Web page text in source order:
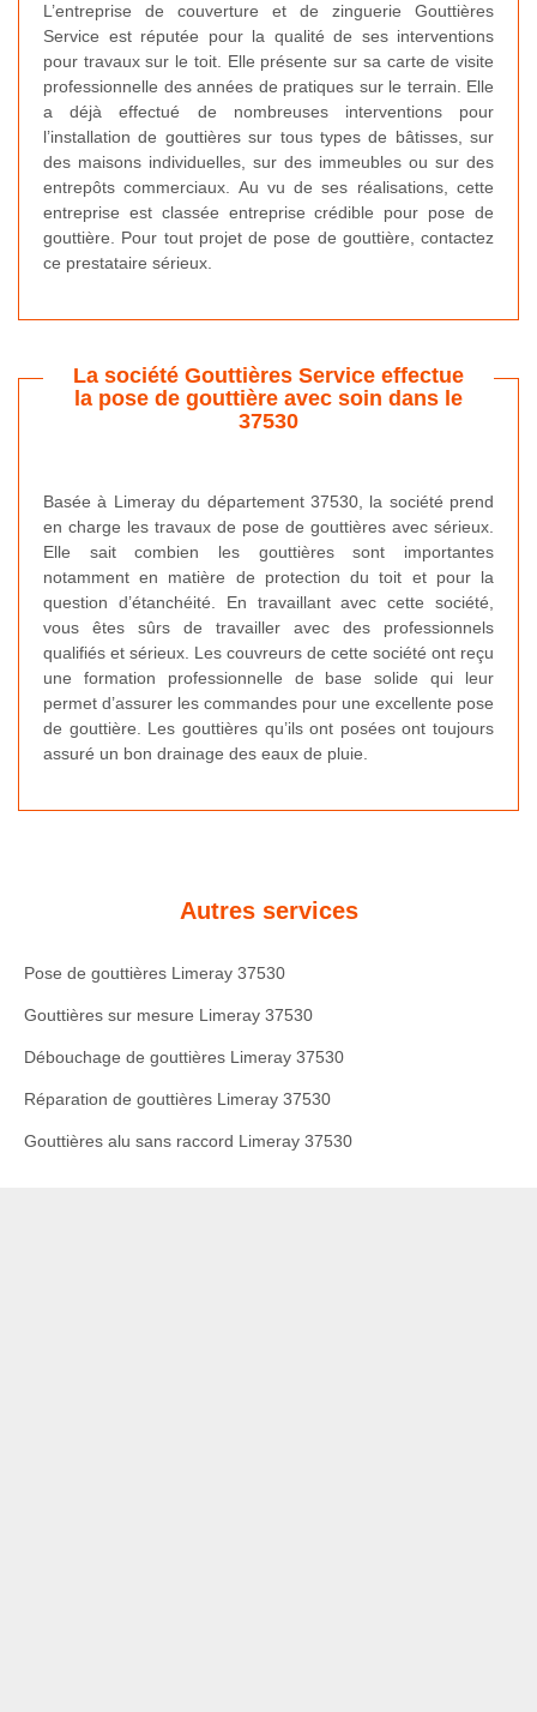
L’entreprise de couverture et de zinguerie Gouttières
Service est réputée pour la qualité de ses interventions
pour travaux sur le toit. Elle présente sur sa carte de visite
professionnelle des années de pratiques sur le terrain. Elle
a déjà effectué de nombreuses interventions pour
l’installation de gouttières sur tous types de bâtisses, sur
des maisons individuelles, sur des immeubles ou sur des
entrepôts commerciaux. Au vu de ses réalisations, cette
entreprise est classée entreprise crédible pour pose de
gouttière. Pour tout projet de pose de gouttière, contactez
ce prestataire sérieux.
La société Gouttières Service effectue
la pose de gouttière avec soin dans le
37530
Basée à Limeray du département 37530, la société prend
en charge les travaux de pose de gouttières avec sérieux.
Elle sait combien les gouttières sont importantes
notamment en matière de protection du toit et pour la
question d’étanchéité. En travaillant avec cette société,
vous êtes sûrs de travailler avec des professionnels
qualifiés et sérieux. Les couvreurs de cette société ont reçu
une formation professionnelle de base solide qui leur
permet d’assurer les commandes pour une excellente pose
de gouttière. Les gouttières qu’ils ont posées ont toujours
assuré un bon drainage des eaux de pluie.
Autres services
Pose de gouttières Limeray 37530
Gouttières sur mesure Limeray 37530
Débouchage de gouttières Limeray 37530
Réparation de gouttières Limeray 37530
Gouttières alu sans raccord Limeray 37530